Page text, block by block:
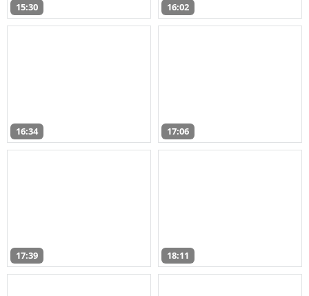
15:30 16:02
16:34 17:06
17:39 18:11